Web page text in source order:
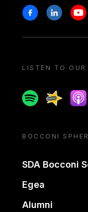
Stay in touch
FacebookLinkedin
LISTEN TO OUR
SpotifySpreaker
BOCCONI
SDA Bocconi
Egea
Alumni